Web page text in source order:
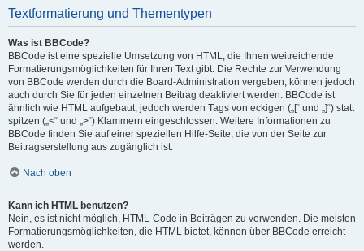
Textformatierung und Thementypen
Was ist BBCode?
BBCode ist eine spezielle Umsetzung von HTML, die Ihnen weitreichende
Formatierungsmöglichkeiten für Ihren Text gibt. Die Rechte zur Verwendung
von BBCode werden durch die Board-Administration vergeben, können jedoch
auch durch Sie für jeden einzelnen Beitrag deaktiviert werden. BBCode ist
ähnlich wie HTML aufgebaut, jedoch werden Tags von eckigen („[“ und „]“) statt
spitzen („<“ und „>“) Klammern eingeschlossen. Weitere Informationen zu
BBCode finden Sie auf einer speziellen Hilfe-Seite, die von der Seite zur
Beitragserstellung aus zugänglich ist.
Nach oben
Kann ich HTML benutzen?
Nein, es ist nicht möglich, HTML-Code in Beiträgen zu verwenden. Die meisten
Formatierungsmöglichkeiten, die HTML bietet, können über BBCode erreicht
werden.